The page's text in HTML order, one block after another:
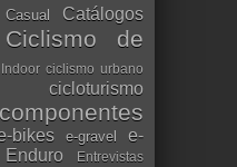
Casual Catálogos
Ciclismo de
ciclismo urbano
cicloturismo
componentes
bikes e-gravel
e-
Enduro Entrevistas